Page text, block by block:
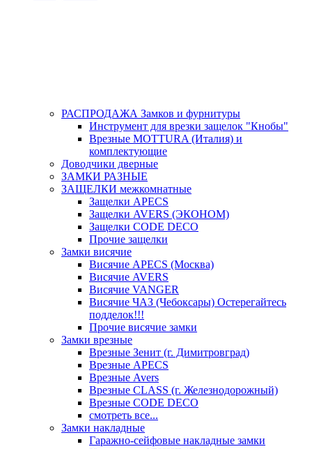
РАСПРОДАЖА Замков и фурнитуры
Инструмент для врезки защелок "Кнобы"
Врезные MOTTURA (Италия) и
комплектующие
Доводчики дверные
ЗАМКИ РАЗНЫЕ
ЗАЩЕЛКИ межкомнатные
Защелки APECS
Защелки AVERS (ЭКОНОМ)
Защелки CODE DECO
Прочие защелки
Замки висячие
Висячие APECS (Москва)
Висячие AVERS
Висячие VANGER
Висячие ЧАЗ (Чебоксары) Остерегайтесь
подделок!!!
Прочие висячие замки
Замки врезные
Врезные Зенит (г. Димитровград)
Врезные APECS
Врезные Avers
Врезные CLASS (г. Железнодорожный)
Врезные CODE DECO
смотреть все...
Замки накладные
Гаражно-сейфовые накладные замки